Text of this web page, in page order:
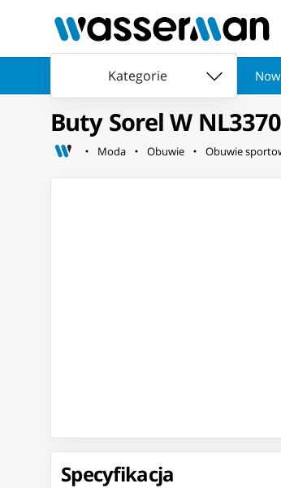
Kategorie
Buty Sorel W
Moda Obuwie Obuwie
Specyfikacja